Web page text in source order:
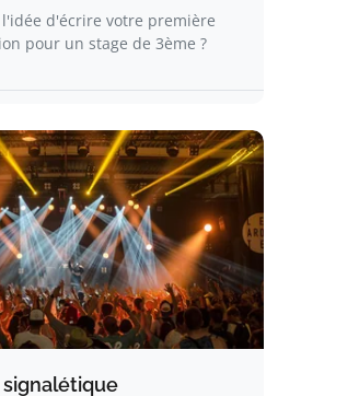
d'écrire votre première
pour un stage de 3ème ?